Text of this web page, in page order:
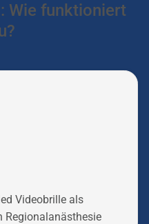
Wie funktioniert
Videobrille als
Regionalanästhesie